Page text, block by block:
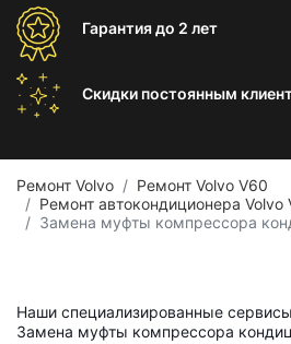
Гарантиядо 2 лет
Скидки постоянным
Ремонт Volvo
Ремонт Volvo V60
Ремонт автокондиционера Volvo
Замена муфты компрессора
Наши специализированные
Замена муфты компрессора